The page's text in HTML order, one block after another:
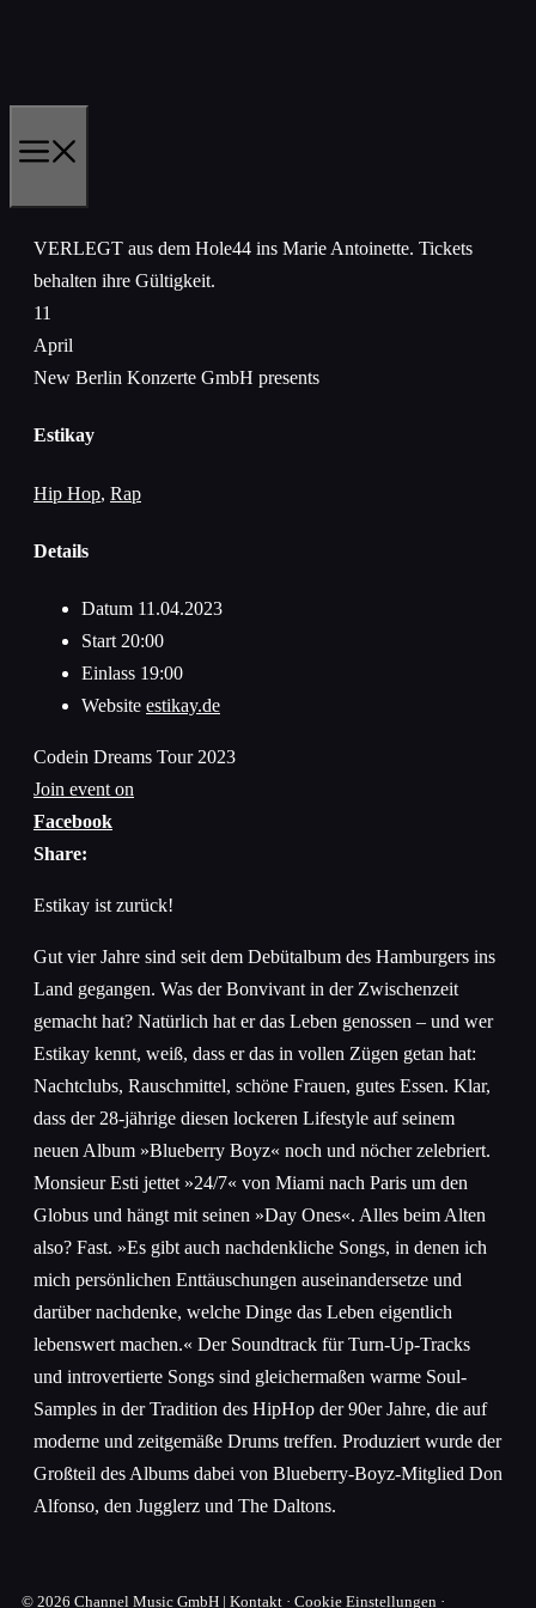
VERLEGT aus dem Hole44 ins Marie Antoinette. Tickets
behalten ihre Gültigkeit.
11
April
New Berlin Konzerte GmbH presents
Estikay
Hip Hop, Rap
Details
Datum 11.04.2023
Start 20:00
Einlass 19:00
Website estikay.de
Codein Dreams Tour 2023
Join event on
Facebook
Share:
Estikay ist zurück!
Gut vier Jahre sind seit dem Debütalbum des Hamburgers ins
Land gegangen. Was der Bonvivant in der Zwischenzeit
gemacht hat? Natürlich hat er das Leben genossen – und wer
Estikay kennt, weiß, dass er das in vollen Zügen getan hat:
Nachtclubs, Rauschmittel, schöne Frauen, gutes Essen. Klar,
dass der 28-jährige diesen lockeren Lifestyle auf seinem
neuen Album »Blueberry Boyz« noch und nöcher zelebriert.
Monsieur Esti jettet »24/7« von Miami nach Paris um den
Globus und hängt mit seinen »Day Ones«. Alles beim Alten
also? Fast. »Es gibt auch nachdenkliche Songs, in denen ich
mich persönlichen Enttäuschungen auseinandersetze und
darüber nachdenke, welche Dinge das Leben eigentlich
lebenswert machen.« Der Soundtrack für Turn-Up-Tracks
und introvertierte Songs sind gleichermaßen warme Soul-
Samples in der Tradition des HipHop der 90er Jahre, die auf
moderne und zeitgemäße Drums treffen. Produziert wurde der
Großteil des Albums dabei von Blueberry-Boyz-Mitglied Don
Alfonso, den Jugglerz und The Daltons.
© 2026 Channel Music GmbH | Kontakt · Cookie Einstellungen ·